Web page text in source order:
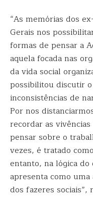
“As memórias dos
Gerais nos
formas de pensar a
aquela focada nas
da vida social
possibilitou discutir
inconsistências de
Por nos
recordar as
pensar sobre o
vezes, é tratado
entanto, na lógica
apresenta como
dos fazeres sociais”,